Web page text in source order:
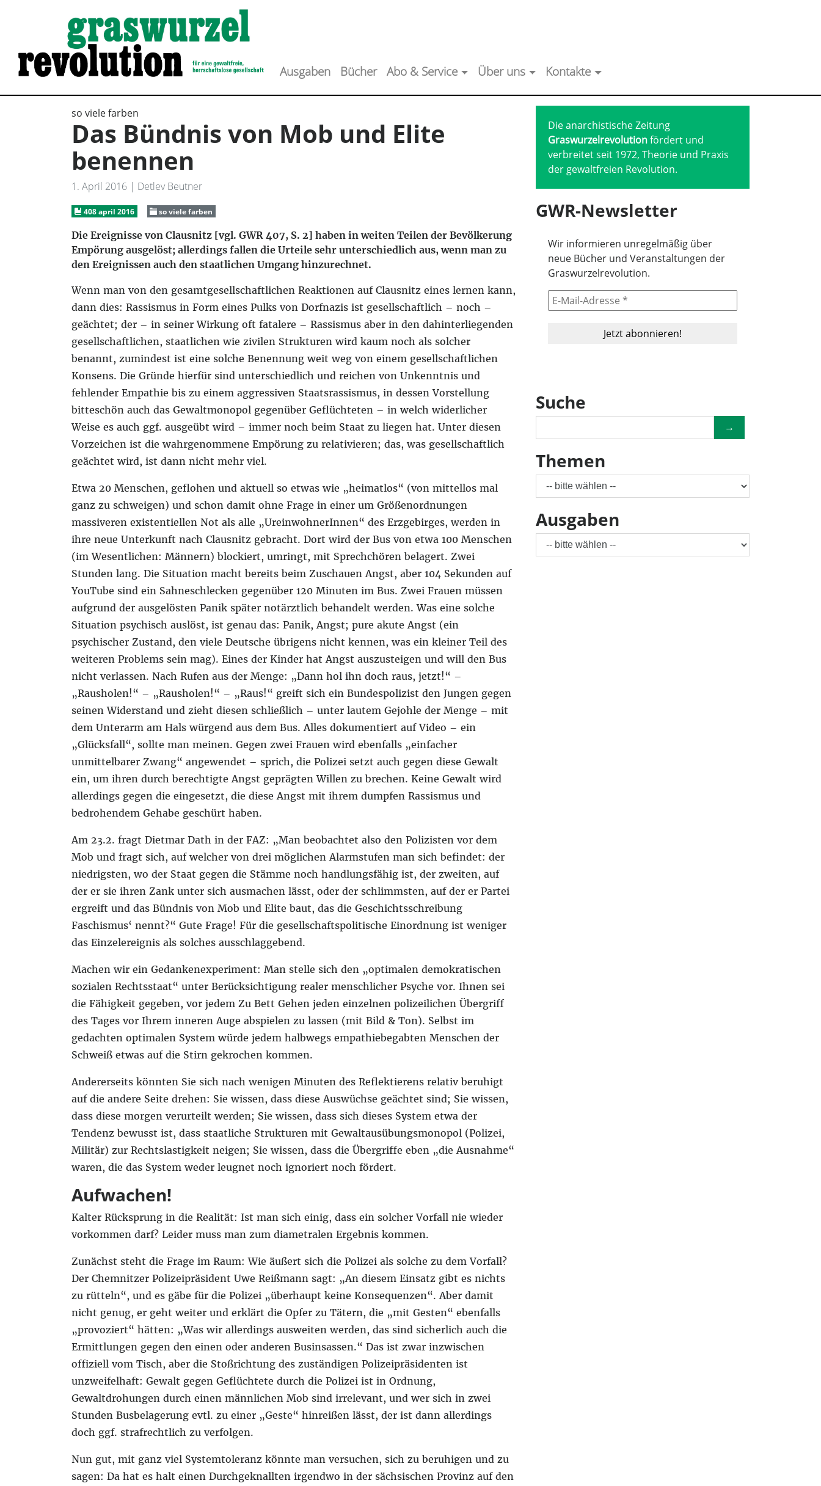
Ausgaben Bücher Abo & Service Über uns Kontakte
so viele farben
Das Bündnis von Mob und Elite
benennen
1. April 2016 | Detlev Beutner
408 april 2016 so viele farben
Die Ereignisse von Clausnitz [vgl. GWR 407, S. 2] haben in weiten Teilen der Bevölkerung
Empörung ausgelöst; allerdings fallen die Urteile sehr unterschiedlich aus, wenn man zu
den Ereignissen auch den staatlichen Umgang hinzurechnet.
Wenn man von den gesamtgesellschaftlichen Reaktionen auf Clausnitz eines lernen kann,
dann dies: Rassismus in Form eines Pulks von Dorfnazis ist gesellschaftlich – noch –
geächtet; der – in seiner Wirkung oft fatalere – Rassismus aber in den dahinterliegenden
gesellschaftlichen, staatlichen wie zivilen Strukturen wird kaum noch als solcher
benannt, zumindest ist eine solche Benennung weit weg von einem gesellschaftlichen
Konsens. Die Gründe hierfür sind unterschiedlich und reichen von Unkenntnis und
fehlender Empathie bis zu einem aggressiven Staatsrassismus, in dessen Vorstellung
bitteschön auch das Gewaltmonopol gegenüber Geflüchteten – in welch widerlicher
Weise es auch ggf. ausgeübt wird – immer noch beim Staat zu liegen hat. Unter diesen
Vorzeichen ist die wahrgenommene Empörung zu relativieren; das, was gesellschaftlich
geächtet wird, ist dann nicht mehr viel.
Etwa 20 Menschen, geflohen und aktuell so etwas wie „heimatlos“ (von mittellos mal
ganz zu schweigen) und schon damit ohne Frage in einer um Größenordnungen
massiveren existentiellen Not als alle „UreinwohnerInnen“ des Erzgebirges, werden in
ihre neue Unterkunft nach Clausnitz gebracht. Dort wird der Bus von etwa 100 Menschen
(im Wesentlichen: Männern) blockiert, umringt, mit Sprechchören belagert. Zwei
Stunden lang. Die Situation macht bereits beim Zuschauen Angst, aber 104 Sekunden auf
YouTube sind ein Sahneschlecken gegenüber 120 Minuten im Bus. Zwei Frauen müssen
aufgrund der ausgelösten Panik später notärztlich behandelt werden. Was eine solche
Situation psychisch auslöst, ist genau das: Panik, Angst; pure akute Angst (ein
psychischer Zustand, den viele Deutsche übrigens nicht kennen, was ein kleiner Teil des
weiteren Problems sein mag). Eines der Kinder hat Angst auszusteigen und will den Bus
nicht verlassen. Nach Rufen aus der Menge: „Dann hol ihn doch raus, jetzt!“ –
„Rausholen!“ – „Rausholen!“ – „Raus!“ greift sich ein Bundespolizist den Jungen gegen
seinen Widerstand und zieht diesen schließlich – unter lautem Gejohle der Menge – mit
dem Unterarm am Hals würgend aus dem Bus. Alles dokumentiert auf Video – ein
„Glücksfall“, sollte man meinen. Gegen zwei Frauen wird ebenfalls „einfacher
unmittelbarer Zwang“ angewendet – sprich, die Polizei setzt auch gegen diese Gewalt
ein, um ihren durch berechtigte Angst geprägten Willen zu brechen. Keine Gewalt wird
allerdings gegen die eingesetzt, die diese Angst mit ihrem dumpfen Rassismus und
bedrohendem Gehabe geschürt haben.
Am 23.2. fragt Dietmar Dath in der FAZ: „Man beobachtet also den Polizisten vor dem
Mob und fragt sich, auf welcher von drei möglichen Alarmstufen man sich befindet: der
niedrigsten, wo der Staat gegen die Stämme noch handlungsfähig ist, der zweiten, auf
der er sie ihren Zank unter sich ausmachen lässt, oder der schlimmsten, auf der er Partei
ergreift und das Bündnis von Mob und Elite baut, das die Geschichtsschreibung
Faschismus‘ nennt?“ Gute Frage! Für die gesellschaftspolitische Einordnung ist weniger
das Einzelereignis als solches ausschlaggebend.
Machen wir ein Gedankenexperiment: Man stelle sich den „optimalen demokratischen
sozialen Rechtsstaat“ unter Berücksichtigung realer menschlicher Psyche vor. Ihnen sei
die Fähigkeit gegeben, vor jedem Zu Bett Gehen jeden einzelnen polizeilichen Übergriff
des Tages vor Ihrem inneren Auge abspielen zu lassen (mit Bild & Ton). Selbst im
gedachten optimalen System würde jedem halbwegs empathiebegabten Menschen der
Schweiß etwas auf die Stirn gekrochen kommen.
Andererseits könnten Sie sich nach wenigen Minuten des Reflektierens relativ beruhigt
auf die andere Seite drehen: Sie wissen, dass diese Auswüchse geächtet sind; Sie wissen,
dass diese morgen verurteilt werden; Sie wissen, dass sich dieses System etwa der
Tendenz bewusst ist, dass staatliche Strukturen mit Gewaltausübungsmonopol (Polizei,
Militär) zur Rechtslastigkeit neigen; Sie wissen, dass die Übergriffe eben „die Ausnahme“
waren, die das System weder leugnet noch ignoriert noch fördert.
Aufwachen!
Kalter Rücksprung in die Realität: Ist man sich einig, dass ein solcher Vorfall nie wieder
vorkommen darf? Leider muss man zum diametralen Ergebnis kommen.
Zunächst steht die Frage im Raum: Wie äußert sich die Polizei als solche zu dem Vorfall?
Der Chemnitzer Polizeipräsident Uwe Reißmann sagt: „An diesem Einsatz gibt es nichts
zu rütteln“, und es gäbe für die Polizei „überhaupt keine Konsequenzen“. Aber damit
nicht genug, er geht weiter und erklärt die Opfer zu Tätern, die „mit Gesten“ ebenfalls
„provoziert“ hätten: „Was wir allerdings ausweiten werden, das sind sicherlich auch die
Ermittlungen gegen den einen oder anderen Businsassen.“ Das ist zwar inzwischen
offiziell vom Tisch, aber die Stoßrichtung des zuständigen Polizeipräsidenten ist
unzweifelhaft: Gewalt gegen Geflüchtete durch die Polizei ist in Ordnung,
Gewaltdrohungen durch einen männlichen Mob sind irrelevant, und wer sich in zwei
Stunden Busbelagerung evtl. zu einer „Geste“ hinreißen lässt, der ist dann allerdings
doch ggf. strafrechtlich zu verfolgen.
Nun gut, mit ganz viel Systemtoleranz könnte man versuchen, sich zu beruhigen und zu
sagen: Da hat es halt einen Durchgeknallten irgendwo in der sächsischen Provinz auf den
Die anarchistische Zeitung
Graswurzelrevolutionfördert und
verbreitet seit 1972, Theorie und Praxis
der gewaltfreien Revolution.
GWR-Newsletter
Wir informieren unregelmäßig über
neue Bücher und Veranstaltungen der
Graswurzelrevolution.
Suche
→
Themen
Ausgaben